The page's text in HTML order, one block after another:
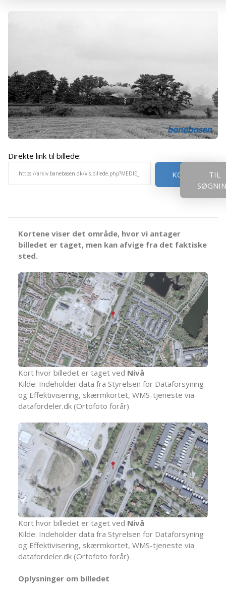
Direkte link til billede:
KOPIER
TIL
Kortene viser det område, hvor vi antager
billedet er taget, men kan afvige fra det faktiske
sted.
Kort hvor billedet er taget ved Nivå
Kilde: Indeholder data fra Styrelsen for Dataforsyning
og Effektivisering, skærmkortet, WMS-tjeneste via
datafordeler.dk (Ortofoto forår)
Kort hvor billedet er taget ved Nivå
Kilde: Indeholder data fra Styrelsen for Dataforsyning
og Effektivisering, skærmkortet, WMS-tjeneste via
datafordeler.dk (Ortofoto forår)
Oplysninger om billedet